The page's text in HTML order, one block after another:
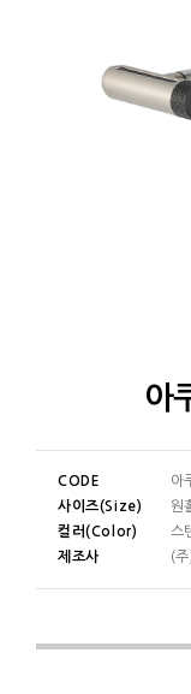
아
CODE
아
사이즈(Size)
원
컬러(Color)
스
제조사
(